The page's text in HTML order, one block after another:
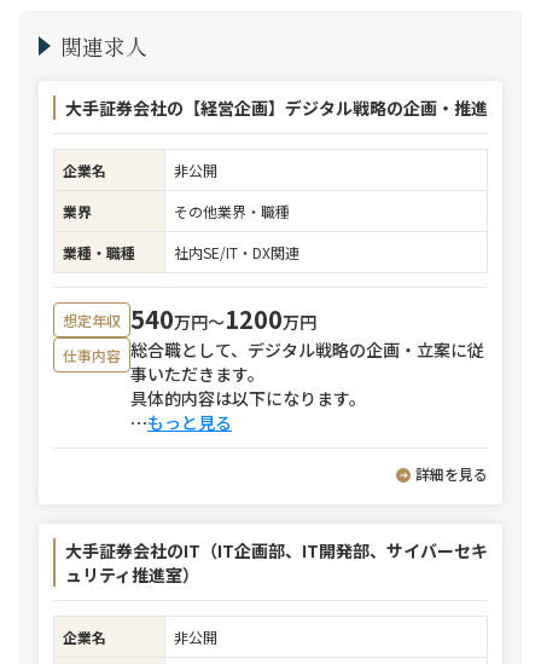
関連求人
大手証券会社の【経営企画】デジタル戦略の企画・推進
企業名
非公開
業界
その他業界・職種
業種・職種
社内SE/IT・DX関連
想定年収 540万円〜1200万円
仕事内容 総合職として、デジタル戦略の企画・立案に従
事いただきます。
具体的内容は以下になります。
⋯もっと見る
詳細を見る
大手証券会社のIT（IT企画部、IT開発部、サイバーセキ
ュリティ推進室）
企業名
非公開